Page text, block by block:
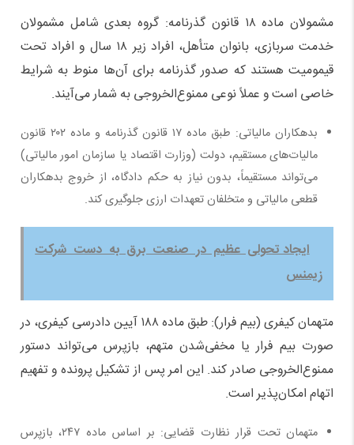
مشمولان ماده ۱۸ قانون گذرنامه: گروه بعدی شامل مشمولان
خدمت سربازی، بانوان متأهل، افراد زیر ۱۸ سال و افراد تحت
قیمومیت هستند که صدور گذرنامه برای آن‌ها منوط به شرایط
خاصی است و عملاً نوعی ممنوع‌الخروجی به شمار می‌آیند.
بدهکاران مالیاتی: طبق ماده ۱۷ قانون گذرنامه و ماده ۲۰۲ قانون
مالیات‌های مستقیم، دولت (وزارت اقتصاد یا سازمان امور مالیاتی)
می‌تواند مستقیماً، بدون نیاز به حکم دادگاه، از خروج بدهکاران
قطعی مالیاتی و متخلفان تعهدات ارزی جلوگیری کند.
ایجاد تحولی عظیم در صنعت برق به دست شرکت
زیمنس
متهمان کیفری (بیم فرار): طبق ماده ۱۸۸ آیین دادرسی کیفری، در
صورت بیم فرار یا مخفی‌شدن متهم، بازپرس می‌تواند دستور
ممنوع‌الخروجی صادر کند. این امر پس از تشکیل پرونده و تفهیم
اتهام امکان‌پذیر است.
متهمان تحت قرار نظارت قضایی: بر اساس ماده ۲۴۷، بازپرس